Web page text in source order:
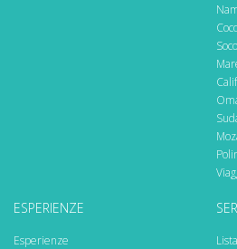
ESPERIENZE
Esperienze